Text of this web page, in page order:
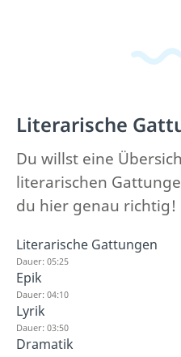
Literarische
Du willst eine
literarischen
du hier genau richtig!
Literarische Gattungen
Dauer: 05:25
Epik
Dauer: 04:10
Lyrik
Dauer: 03:50
Dramatik